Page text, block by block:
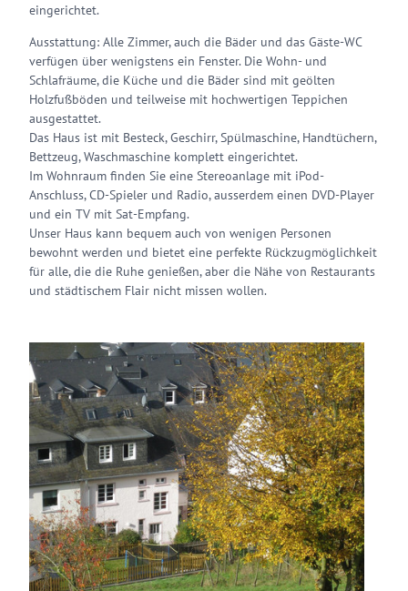
eingerichtet.
Ausstattung: Alle Zimmer, auch die Bäder und das Gäste-WC
verfügen über wenigstens ein Fenster. Die Wohn- und
Schlafräume, die Küche und die Bäder sind mit geölten
Holzfußböden und teilweise mit hochwertigen Teppichen
ausgestattet.
Das Haus ist mit Besteck, Geschirr, Spülmaschine, Handtüchern,
Bettzeug, Waschmaschine komplett eingerichtet.
Im Wohnraum finden Sie eine Stereoanlage mit iPod-
Anschluss, CD-Spieler und Radio, ausserdem einen DVD-Player
und ein TV mit Sat-Empfang.
Unser Haus kann bequem auch von wenigen Personen
bewohnt werden und bietet eine perfekte Rückzugmöglichkeit
für alle, die die Ruhe genießen, aber die Nähe von Restaurants
und städtischem Flair nicht missen wollen.